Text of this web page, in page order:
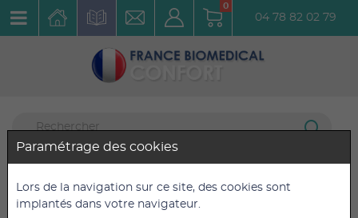
0
04 78 82 02 79
Vie quotidienne
Sécurité
1 article listé
Paramétrage des cookies
Lors de la navigation sur ce site, des cookies sont
implantés dans votre navigateur.